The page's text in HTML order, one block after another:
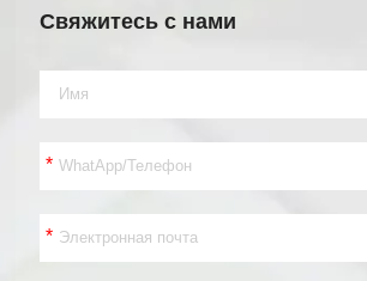
Свяжитесь с нами
*
*